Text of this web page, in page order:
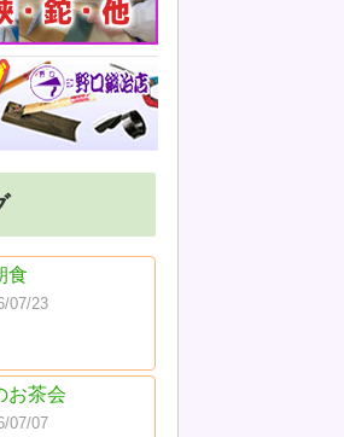
食
07/23
お茶会
07/07